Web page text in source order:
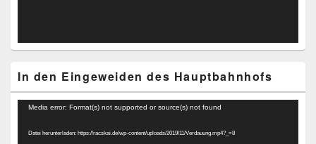
In den Eingeweiden des Hauptbahnhofs
Video-
Media error: Format(s) not supported or source(s) not found
Datei herunterladen: https://racskai.de/wp-content/uploads/2019/11/Verdauung.mp4?_=8